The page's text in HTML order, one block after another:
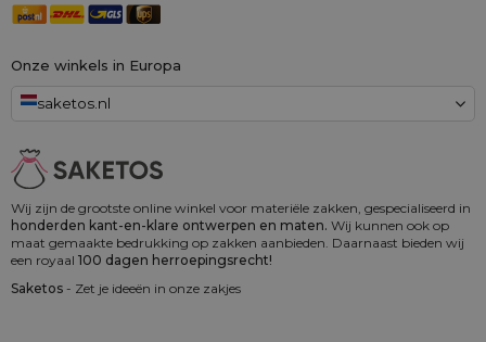
Wij zijn de grootste online winkel voor materiële zakken, gespecialiseerd in
honderden kant-en-klare ontwerpen en maten. Wij kunnen ook op
maat gemaakte bedrukking op zakken aanbieden. Daarnaast bieden wij
een royaal 100 dagen herroepingsrecht!
Saketos - Zet je ideeën in onze zakjes
Onze winkels in Europa
saketos.nl